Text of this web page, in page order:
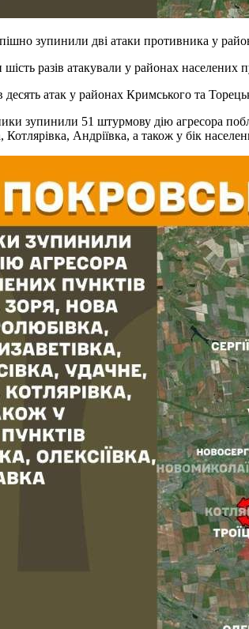
зупинили дві атаки противника у
разів атакували у районах населених
десять атак у районах Кримського та
зупинили 51 штурмову дію агресора
Котлярівка, Андріївка, а також у бік